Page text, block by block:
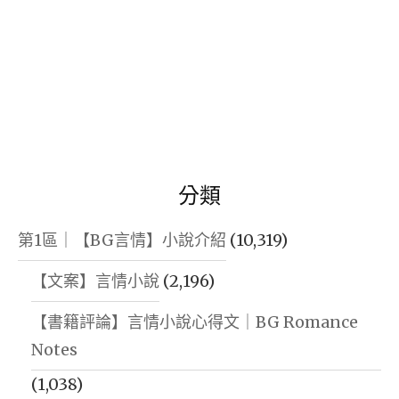
分類
第1區｜【BG言情】小說介紹 (10,319)
【文案】言情小說 (2,196)
【書籍評論】言情小說心得文｜BG Romance
Notes
(1,038)